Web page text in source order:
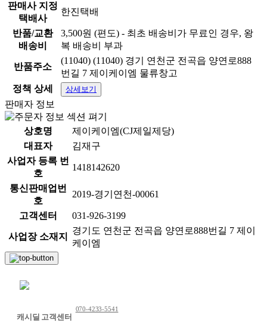
판매사 지정
택배사
한진택배
반품/교환
배송비
3,500원 (편도) - 최초 배송비가 무료인 경우, 왕
복 배송비 부과
반품주소
(11040) (11040) 경기 연천군 전곡읍 양연로888
번길 7 제이케이엠 물류창고
정책 상세
상세보기
판매자 정보
상호명
제이케이엠(CJ제일제당)
대표자
김재구
사업자 등록 번
호
1418142620
통신판매업번
호
2019-경기연천-00061
고객센터 031-926-3199
사업장 소재지
경기도 연천군 전곡읍 양연로888번길 7 제이
케이엠
캐시딜 고객센터
070-4233-5541